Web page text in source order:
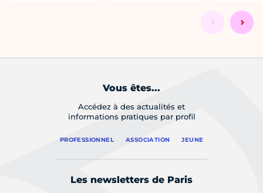
Vous êtes...
Accédez à des actualités et
informations pratiques par profil
PROFESSIONNEL ASSOCIATION JEUNE
Les newsletters de Paris